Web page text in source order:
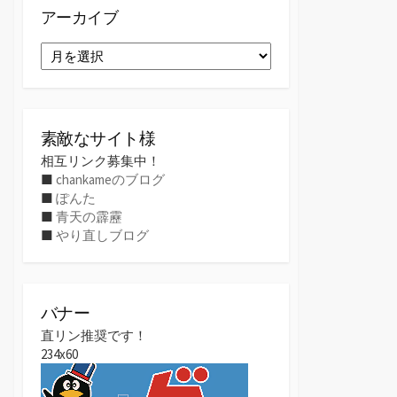
アーカイブ
ー
素敵なサイト様
相互リンク募集中！
■ chankameのブログ
■ ぽんた
■ 青天の霹靂
■ やり直しブログ
バナー
直リン推奨です！
234x60